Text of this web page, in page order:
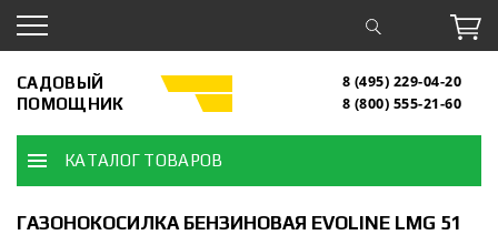
САДОВЫЙ
ПОМОЩНИК
8 (495) 229-04-20
8 (800) 555-21-60
КАТАЛОГ ТОВАРОВ
ГАЗОНОКОСИЛКА БЕНЗИНОВАЯ EVOLINE LMG 51